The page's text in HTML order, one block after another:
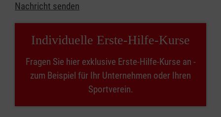
Nachricht senden
Individuelle Erste-Hilfe-Kurse
Fragen Sie hier exklusive Erste-Hilfe-Kurse an -
zum Beispiel für Ihr Unternehmen oder Ihren
Sportverein.